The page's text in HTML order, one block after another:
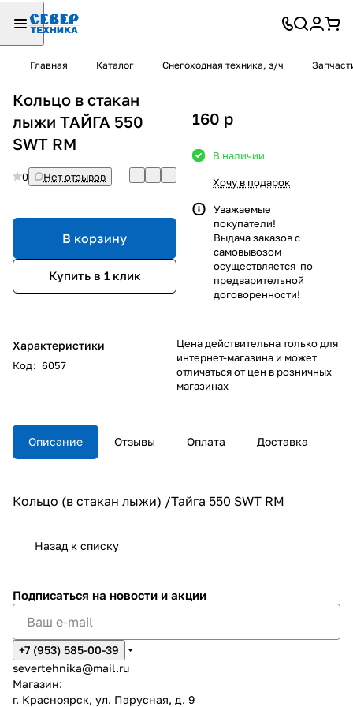
Главная Каталог Снегоходная техника, з/ч
Кольцо в стакан
лыжи ТАЙГА 550
SWT RM
0 Нет отзывов
В корзину
Купить в 1 клик
Характеристики
Код: 6057
160 p
В наличии
Хочу в подарок
Уважаемые
покупатели!
Выдача заказов с
самовывозом
осуществляется по
предварительной
договоренности!
Цена действительна только для
интернет-магазина и может
отличаться от цен в розничных
магазинах
Описание Отзывы Оплата Доставка
Кольцо (в стакан лыжи) /Тайга 550 SWT RM
Назад к списку
Подписаться на новости и акции
+7 (953) 585-00-39
severtehnika@mail.ru
Магазин:
г. Красноярск, ул. Парусная, д. 9